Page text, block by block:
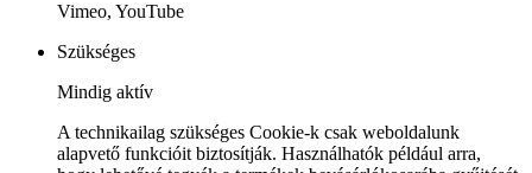
Vimeo, YouTube
Szükséges
Mindig aktív
A technikailag szükséges Cookie-k csak weboldalunk
alapvető funkcióit biztosítják. Használhatók például arra,